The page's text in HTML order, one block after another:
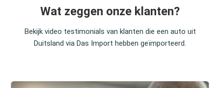
Wat zeggen onze klanten?
Bekijk video testimonials van klanten die een auto uit
Duitsland via Das Import hebben geïmporteerd.